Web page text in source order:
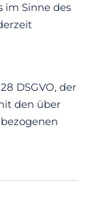
im Sinne des
DSGVO, der
den über